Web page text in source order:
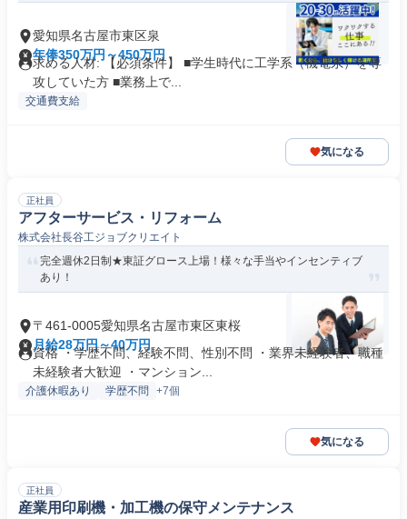
愛知県名古屋市東区泉
年俸350万円～450万円
求める人材: 【必須条件】 ■学生時代に工学系（機電系）を専
攻していた方 ■業務上で...
交通費支給
気になる
正社員
アフターサービス・リフォーム
株式会社長谷工ジョブクリエイト
完全週休2日制★東証グロース上場！様々な手当やインセンティブ
あり！
〒461-0005愛知県名古屋市東区東桜
月給28万円～40万円
資格 ・学歴不問、経験不問、性別不問 ・業界未経験者、職種
未経験者大歓迎 ・マンション...
介護休暇あり 学歴不問 +7個
気になる
正社員
産業用印刷機・加工機の保守メンテナンス